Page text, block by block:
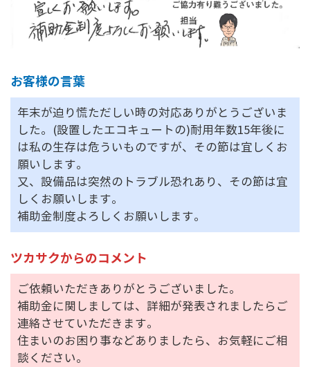
お客様の言葉
年末が迫り慌ただしい時の対応ありがとうございま
した。(設置したエコキュートの)耐用年数15年後に
は私の生存は危ういものですが、その節は宜しくお
願いします。
又、設備品は突然のトラブル恐れあり、その節は宜
しくお願いします。
補助金制度よろしくお願いします。
ツカサクからのコメント
ご依頼いただきありがとうございました。
補助金に関しましては、詳細が発表されましたらご
連絡させていただきます。
住まいのお困り事などありましたら、お気軽にご相
談ください。